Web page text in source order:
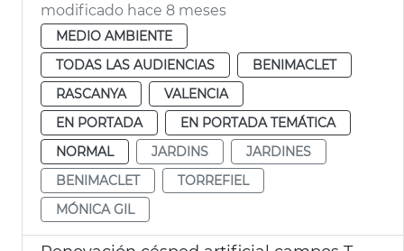
modificado hace 8 meses
MEDIO AMBIENTE
TODAS LAS AUDIENCIAS
BENIMACLET
RASCANYA
VALENCIA
EN PORTADA
EN PORTADA TEMÁTICA
NORMAL
JARDINS
JARDINES
BENIMACLET
TORREFIEL
MÓNICA GIL